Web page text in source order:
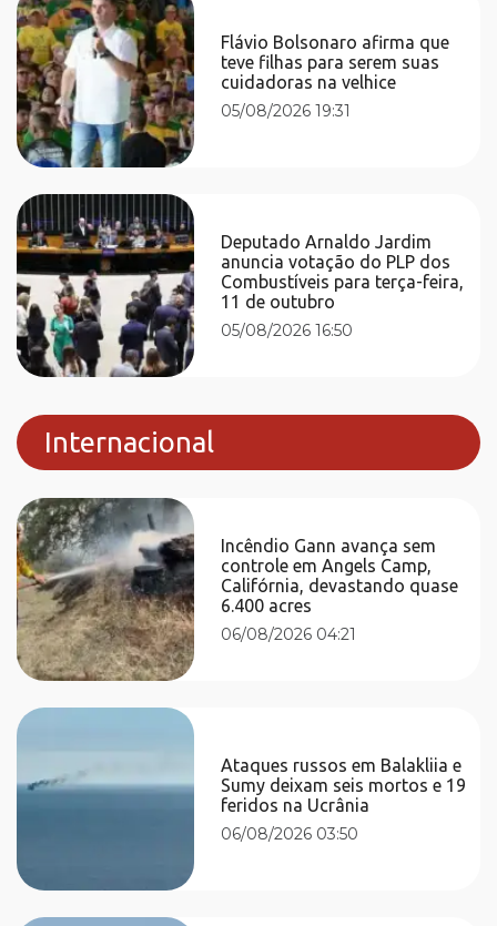
Flávio Bolsonaro afirma que
teve filhas para serem suas
cuidadoras na velhice
05/08/2026 19:31
Deputado Arnaldo Jardim
anuncia votação do PLP dos
Combustíveis para terça-feira,
11 de outubro
05/08/2026 16:50
Internacional
Incêndio Gann avança sem
controle em Angels Camp,
Califórnia, devastando quase
6.400 acres
06/08/2026 04:21
Ataques russos em Balakliia e
Sumy deixam seis mortos e 19
feridos na Ucrânia
06/08/2026 03:50